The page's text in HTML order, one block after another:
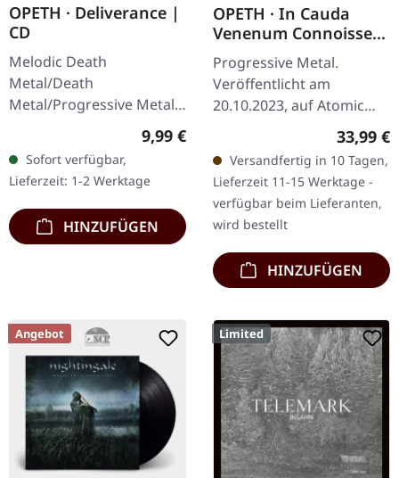
OPETH · Deliverance |
CD
Melodic Death
Metal/Death
Metal/Progressive Metal.
12.11.2002, auf Sony
Music. CD im Jewelcase.
Opeths „Deliverance“ ist
eine…
Regulärer Preis:
9,99 €
Sofort verfügbar,
Lieferzeit: 1-2 Werktage
HINZUFÜGEN
OPETH · In Cauda
Venenum Connoisseur
Edition (English
Version) | BLACK 2LP
Progressive Metal.
Veröffentlicht am
20.10.2023, auf Atomic
Fire Records. Schwarzes
Doppel-Vinyl im Gatefold-
Cover. Opeth kehren mit
ihrem bisher…
33,99 €
Versandfertig in 10 Tagen,
Lieferzeit 11-15 Werktage -
verfügbar beim Lieferanten,
wird bestellt
HINZUFÜGEN
Angebot Limited